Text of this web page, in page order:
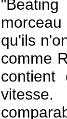
qu'ils
comme